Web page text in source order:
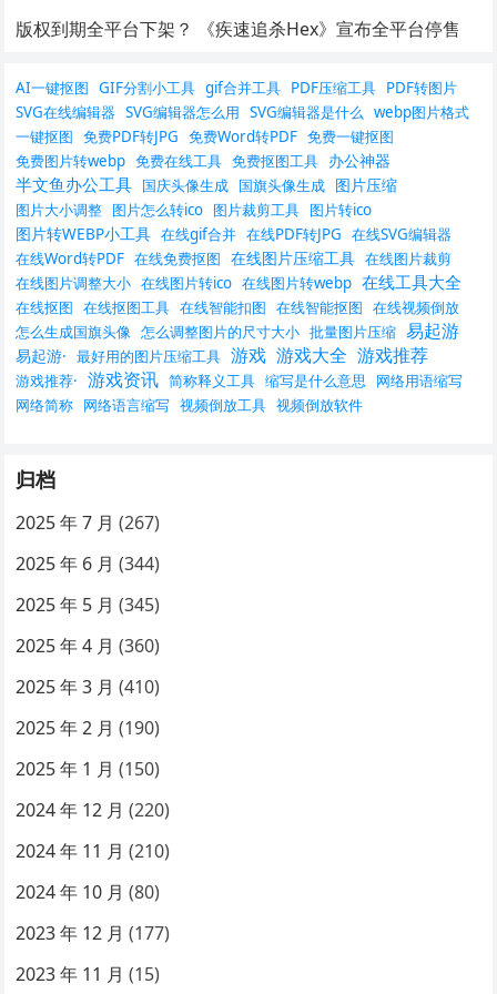
版权到期全平台下架？ 《疾速追杀Hex》宣布全平台停售
AI一键抠图 GIF分割小工具 gif合并工具 PDF压缩工具 PDF转图片
SVG在线编辑器 SVG编辑器怎么用 SVG编辑器是什么 webp图片格式
一键抠图 免费PDF转JPG 免费Word转PDF 免费一键抠图
免费图片转webp 免费在线工具 免费抠图工具 办公神器
半文鱼办公工具 国庆头像生成 国旗头像生成 图片压缩
图片大小调整 图片怎么转ico 图片裁剪工具 图片转ico
图片转WEBP小工具 在线gif合并 在线PDF转JPG 在线SVG编辑器
在线Word转PDF 在线免费抠图 在线图片压缩工具 在线图片裁剪
在线图片调整大小 在线图片转ico 在线图片转webp 在线工具大全
在线抠图 在线抠图工具 在线智能扣图 在线智能抠图 在线视频倒放
怎么生成国旗头像 怎么调整图片的尺寸大小 批量图片压缩 易起游
易起游· 最好用的图片压缩工具 游戏 游戏大全 游戏推荐
游戏推荐· 游戏资讯 简称释义工具 缩写是什么意思
网络用语缩写
网络简称 网络语言缩写 视频倒放工具 视频倒放软件
归档
2025 年 7 月 (267)
2025 年 6 月 (344)
2025 年 5 月 (345)
2025 年 4 月 (360)
2025 年 3 月 (410)
2025 年 2 月 (190)
2025 年 1 月 (150)
2024 年 12 月 (220)
2024 年 11 月 (210)
2024 年 10 月 (80)
2023 年 12 月 (177)
2023 年 11 月 (15)